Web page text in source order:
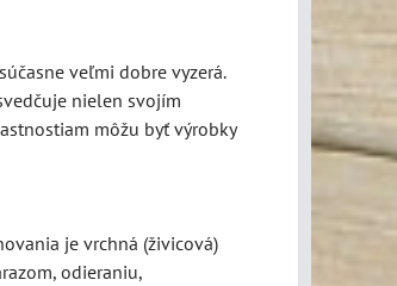
veľmi dobre vyzerá.
nielen svojím
môžu byť výrobky
je vrchná (živicová)
odieraniu,